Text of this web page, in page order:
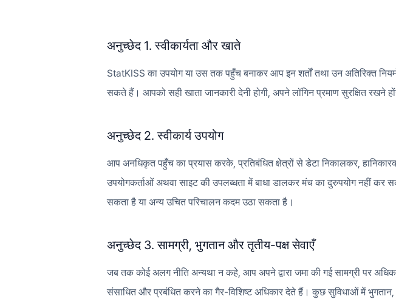
अनुच्छेद 1. स्वीकार्यता और खाते
StatKISS का उपयोग या उस तक पहुँच बनाकर आप इन शर्तों तथा उन अतिरिक्त
सकते हैं। आपको सही खाता जानकारी देनी होगी, अपने लॉगिन प्रमाण सुरक्षित रखने
अनुच्छेद 2. स्वीकार्य उपयोग
आप अनधिकृत पहुँच का प्रयास करके, प्रतिबंधित क्षेत्रों से डेटा निकालकर,
उपयोगकर्ताओं अथवा साइट की उपलब्धता में बाधा डालकर मंच का दुरुपयोग नहीं
सकता है या अन्य उचित परिचालन कदम उठा सकता है।
अनुच्छेद 3. सामग्री, भुगतान और तृतीय-पक्ष सेवाएँ
जब तक कोई अलग नीति अन्यथा न कहे, आप अपने द्वारा जमा की गई सामग्री पर
संसाधित और प्रबंधित करने का गैर-विशिष्ट अधिकार देते हैं। कुछ सुविधाओं में